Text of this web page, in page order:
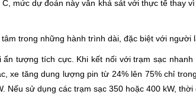
mức dự đoán này vẫn khá sát với thực tế thay
trong những hành trình dài, đặc biệt với người
ấn tượng tích cực. Khi kết nối với trạm sạc
xe tăng dung lượng pin từ 24% lên 75% chỉ
Nếu sử dụng các trạm sạc 350 hoặc 400 kW,